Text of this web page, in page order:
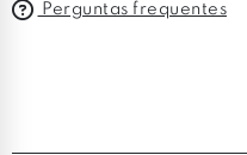
Perguntas frequentes